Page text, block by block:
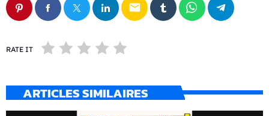
email
RATE IT
ARTICLES SIMILAIRES